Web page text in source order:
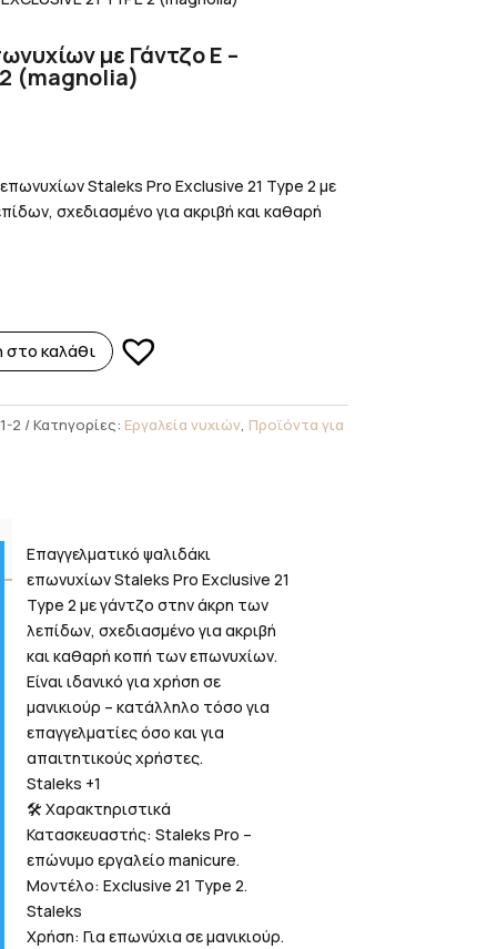
με Γάντζο E –
2 (magnolia)
Staleks Pro Exclusive 21 Type 2 με
σχεδιασμένο για ακριβή και καθαρή
καλάθι
2 Κατηγορίες: Εργαλεία νυχιών, Προϊόντα για
Επαγγελματικό ψαλιδάκι
επωνυχίων Staleks Pro Exclusive 21
Type 2 με γάντζο στην άκρη των
λεπίδων, σχεδιασμένο για ακριβή
και καθαρή κοπή των επωνυχίων.
Είναι ιδανικό για χρήση σε
μανικιούρ – κατάλληλο τόσο για
επαγγελματίες όσο και για
απαιτητικούς χρήστες.
Staleks +1
🛠️ Χαρακτηριστικά
Κατασκευαστής: Staleks Pro –
επώνυμο εργαλείο manicure.
Μοντέλο: Exclusive 21 Type 2.
Staleks
Χρήση: Για επωνύχια σε μανικιούρ.